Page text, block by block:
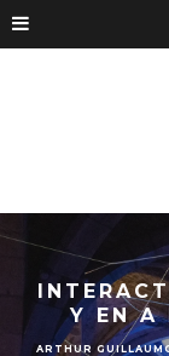
Y EN A
ARTHUR